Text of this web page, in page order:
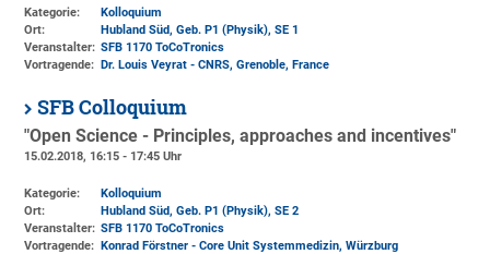
Kategorie:
Kolloquium
Ort:
Hubland Süd, Geb. P1 (Physik), SE 1
Veranstalter: SFB 1170 ToCoTronics
Vortragende:
Dr. Louis Veyrat - CNRS, Grenoble, France
SFB Colloquium
"Open Science - Principles, approaches and incentives"
15.02.2018, 16:15 - 17:45 Uhr
Kategorie:
Kolloquium
Ort:
Hubland Süd, Geb. P1 (Physik), SE 2
Veranstalter: SFB 1170 ToCoTronics
Vortragende: Konrad Förstner - Core Unit Systemmedizin, Würzburg